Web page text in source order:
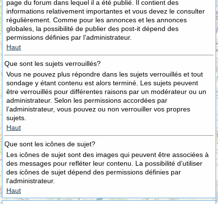
page du forum dans lequel il a été publié. Il contient des
informations relativement importantes et vous devez le consulter
régulièrement. Comme pour les annonces et les annonces
globales, la possibilité de publier des post-it dépend des
permissions définies par l’administrateur.
Haut
Que sont les sujets verrouillés?
Vous ne pouvez plus répondre dans les sujets verrouillés et tout
sondage y étant contenu est alors terminé. Les sujets peuvent
être verrouillés pour différentes raisons par un modérateur ou un
administrateur. Selon les permissions accordées par
l’administrateur, vous pouvez ou non verrouiller vos propres
sujets.
Haut
Que sont les icônes de sujet?
Les icônes de sujet sont des images qui peuvent être associées à
des messages pour refléter leur contenu. La possibilité d’utiliser
des icônes de sujet dépend des permissions définies par
l’administrateur.
Haut